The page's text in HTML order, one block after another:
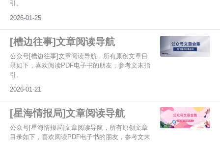
引。
2026-01-25
[槽边往事]文章阅读导航
公众号[槽边往事]文章阅读导航，所有原创文章目
录如下，喜欢阅读PDF电子书的朋友，参考文末指
引。
2026-01-21
[星海情报局]文章阅读导航
公众号[星海情报局]文章阅读导航，所有原创文章
目录如下，喜欢阅读PDF电子书的朋友，参考文末